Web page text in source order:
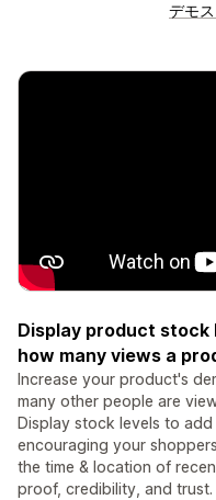
デモ
Display product stock
how many views a
Increase your product's
many other people are
Display stock levels to
encouraging your
the time & location of
proof, credibility, and trust.